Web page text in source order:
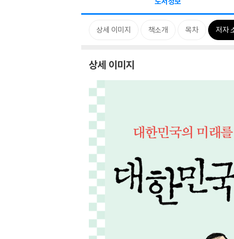
상세 이미지 책소개 목차 저자
상세 이미지